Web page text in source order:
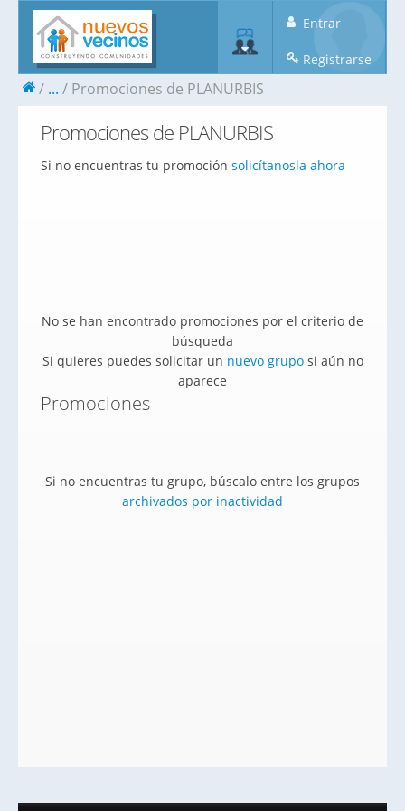
Entrar
Registrarse
... Promociones de PLANURBIS
Promociones de PLANURBIS
Si no encuentras tu promoción solicítanosla ahora
No se han encontrado promociones por el criterio de
búsqueda
Si quieres puedes solicitar un nuevo gruposi aún no
aparece
Promociones
Si no encuentras tu grupo, búscalo entre los grupos
archivados por inactividad